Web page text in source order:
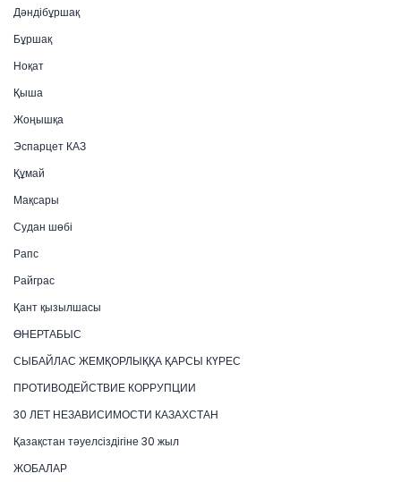
Дәндібұршақ
Бұршақ
Ноқат
Қыша
Жоңышқа
Эспарцет КАЗ
Құмай
Мақсары
Судан шөбі
Рапс
Райграс
Қант қызылшасы
ӨНЕРТАБЫС
СЫБАЙЛАС ЖЕМҚОРЛЫҚҚА ҚАРСЫ КҮРЕС
ПРОТИВОДЕЙСТВИЕ КОРРУПЦИИ
30 ЛЕТ НЕЗАВИСИМОСТИ КАЗАХСТАН
Қазақстан тәуелсіздігіне 30 жыл
ЖОБАЛАР